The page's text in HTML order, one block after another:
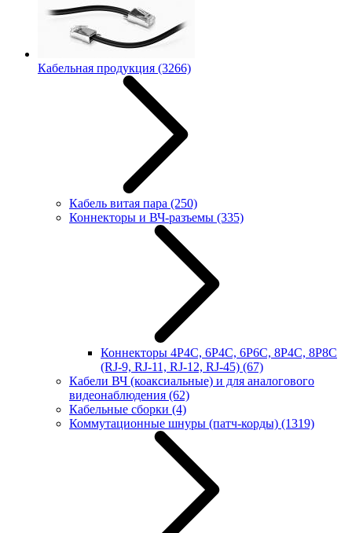
Кабельная продукция (3266)
Кабель витая пара (250)
Коннекторы и ВЧ-разъемы (335)
Коннекторы 4P4C, 6P4C, 6P6C, 8P4C, 8P8C
(RJ-9, RJ-11, RJ-12, RJ-45) (67)
Кабели ВЧ (коаксиальные) и для аналогового
видеонаблюдения (62)
Кабельные сборки (4)
Коммутационные шнуры (патч-корды) (1319)